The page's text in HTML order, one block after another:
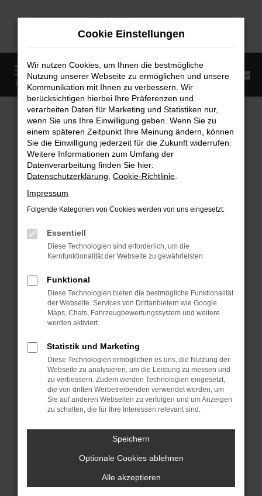
Zum
MENÜ
Startseite Fahrzeugangebote Fahrzeugmarkt
Fahrzeugmarkt
Fehler: Network Error
Beim Laden ist ein Fehler aufgetreten.
Hier sind ein paar Tipps, die dir helfen können:
Überprüfe deine Firewall und deine
Internetverbindung.
deine Suchmaschine?
Prüfe deine Browsererweiterungen.
Manche Erweiterungen, wie Werbeblocker,
können das Laden bestimmter Seiten
anderen Browser oder in einem privaten
Fenster?
Starte dein Gerät neu.
Das kann manchmal helfen,
vorübergehende Probleme zu beheben.
Stelle sicher, dass dein Browser und dein
Betriebssystem auf dem neuesten Stand
Veraltete Software birgt nicht nur ein
Sicherheitsrisiko, sondern kann auch dazu
Cookie Einstellungen
Wir nutzen Cookies, um Ihnen die bestmögliche
Nutzung unserer Webseite zu ermöglichen und unsere
Kommunikation mit Ihnen zu verbessern. Wir
berücksichtigen hierbei Ihre Präferenzen und
verarbeiten Daten für Marketing und Statistiken nur,
wenn Sie uns Ihre Einwilligung geben. Wenn Sie zu
einem späteren Zeitpunkt Ihre Meinung ändern, können
Sie die Einwilligung jederzeit für die Zukunft widerrufen.
Weitere Informationen zum Umfang der
Datenverarbeitung finden Sie hier:
Datenschutzerklärung Cookie-Richtlinie
Impressum
Folgende Kategorien von Cookies werden von uns eingesetzt:
Essentiell
Diese Technologien sind erforderlich, um die
Kernfunktionalität der Webseite zu gewährleisten.
Funktional
Diese Technologien bieten die bestmögliche Funktionalität
der Webseite. Services von Drittanbietern wie Google
Maps, Chats, Fahrzeugbewertungssystem und weitere
werden aktiviert.
Statistik und Marketing
Diese Technologien ermöglichen es uns, die Nutzung der
Webseite zu analysieren, um die Leistung zu messen und
zu verbessern. Zudem werden Technologien eingesetzt,
die von dritten Werbetreibenden verwendet werden, um
Sie auf anderen Webseiten zu verfolgen und um Anzeigen
zu schalten, die für Ihre Interessen relevant sind.
Speichern
Optionale Cookies ablehnen
Alle akzeptieren